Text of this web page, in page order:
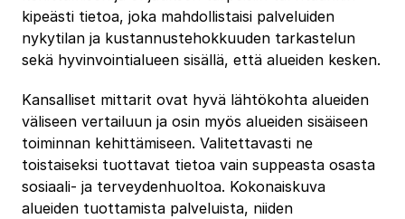
kipeästi tietoa, joka mahdollistaisi palveluiden
nykytilan ja kustannustehokkuuden tarkastelun
sekä hyvinvointialueen sisällä, että alueiden kesken.
Kansalliset mittarit ovat hyvä lähtökohta alueiden
väliseen vertailuun ja osin myös alueiden sisäiseen
toiminnan kehittämiseen. Valitettavasti ne
toistaiseksi tuottavat tietoa vain suppeasta osasta
sosiaali- ja terveydenhuoltoa. Kokonaiskuva
alueiden tuottamista palveluista, niiden